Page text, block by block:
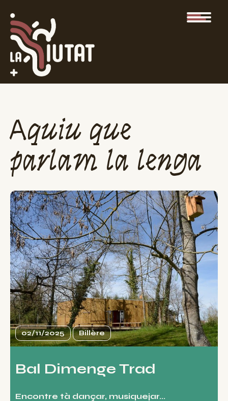
Aquiu que
parlam la lenga
02/11/2025 Billère
Bal Dimenge Trad
Encontre tà dançar, musiquejar...